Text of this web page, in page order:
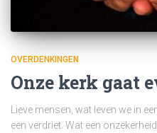
OVERDENKINGEN
Onze kerk gaat
Lieve mensen, wat leven we in
een verdriet. Wat een